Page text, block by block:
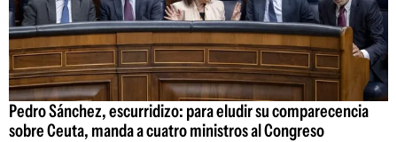
Pedro Sánchez, escurridizo: para eludir su comparecencia
sobre Ceuta, manda a cuatro ministros al Congreso